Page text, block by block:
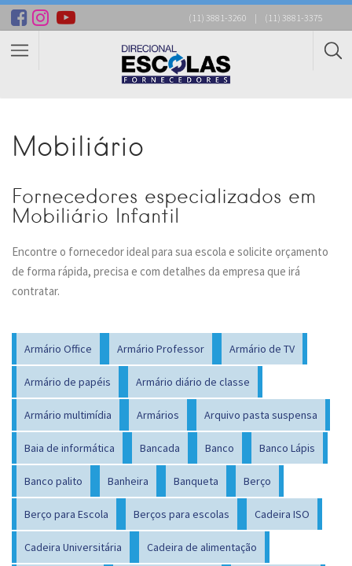
(11) 3881-3260 | (11) 3881-3375
Mobiliário
Fornecedores especializados em
Mobiliário Infantil
Encontre o fornecedor ideal para sua escola e solicite orçamento
de forma rápida, precisa e com detalhes da empresa que irá
contratar.
Armário Office Armário Professor Armário de TV
Armário de papéis Armário diário de classe
Armário multimídia Armários Arquivo pasta suspensa
Baia de informática Bancada Banco Banco Lápis
Banco palito Banheira Banqueta Berço
Berço para Escola Berços para escolas Cadeira ISO
Cadeira Universitária Cadeira de alimentação